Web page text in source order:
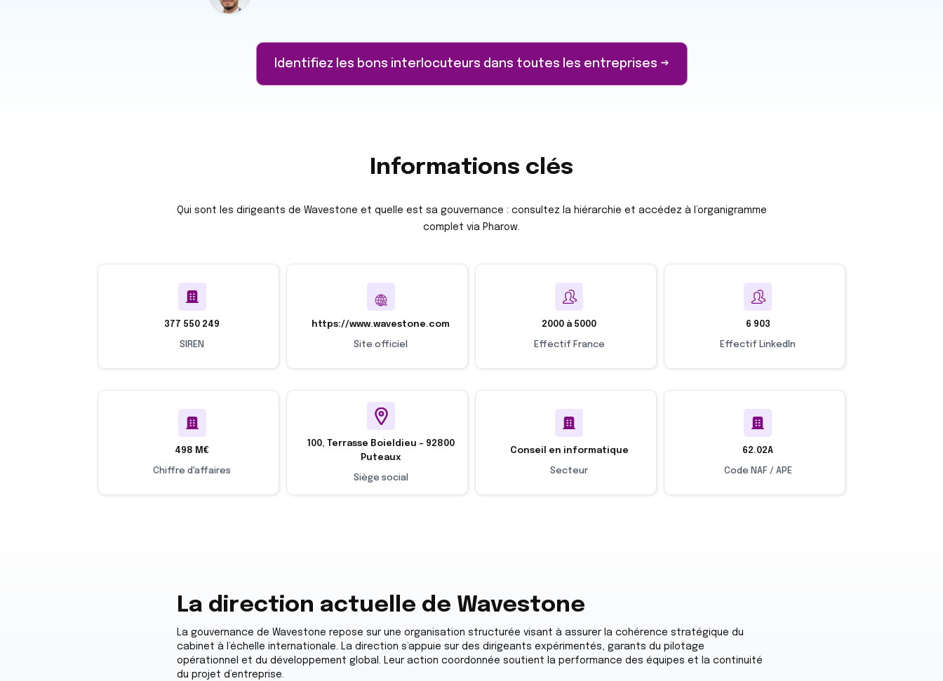
Identifiez les bons interlocuteurs dans toutes les entreprises →
Informations clés
Qui sont les dirigeants de Wavestone et quelle est sa gouvernance : consultez la hiérarchie et accédez à l’organigramme
complet via Pharow.
377 550 249
SIREN
https://www.wavestone.com
Site officiel
2000 à 5000
Effectif France
6 903
Effectif LinkedIn
498 M€
Chiffre d'affaires
100, Terrasse Boieldieu - 92800
Puteaux
Siège social
Conseil en informatique
Secteur
62.02A
Code NAF / APE
La direction actuelle de Wavestone
La gouvernance de Wavestone repose sur une organisation structurée visant à assurer la cohérence stratégique du
cabinet à l’échelle internationale. La direction s’appuie sur des dirigeants expérimentés, garants du pilotage
opérationnel et du développement global. Leur action coordonnée soutient la performance des équipes et la continuité
du projet d’entreprise.